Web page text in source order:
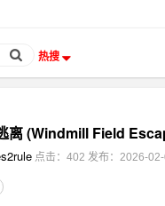
热搜
离 (Windmill Field
点击：402 发布：2026-